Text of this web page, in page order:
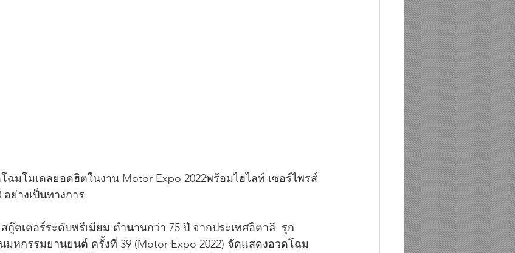
ฉมโมเดลยอดฮิตในงาน Motor Expo 2022พร้อมไฮไลท์ เซอร์ไพรส์
ย่างเป็นทางการ
สกู๊ตเตอร์ระดับพรีเมียม ตำนานกว่า 75 ปี จากประเทศอิตาลี  รุก
หกรรมยานยนต์ ครั้งที่ 39 (Motor Expo 2022) จัดแสดงอวดโฉม